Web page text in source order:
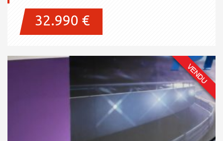
32.990 €